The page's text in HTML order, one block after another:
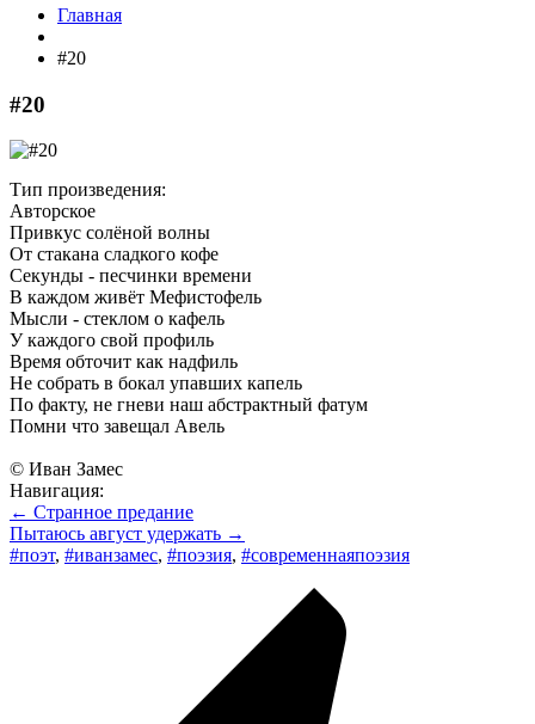
Главная
#20
#20
Тип произведения:
Авторское
Привкус солёной волны
От стакана сладкого кофе
Секунды - песчинки времени
В каждом живёт Мефистофель
Мысли - стеклом о кафель
У каждого свой профиль
Время обточит как надфиль
Не собрать в бокал упавших капель
По факту, не гневи наш абстрактный фатум
Помни что завещал Авель
© Иван Замес
Навигация:
← Странное предание
Пытаюсь август удержать →
#поэт, #иванзамес, #поэзия, #современнаяпоэзия